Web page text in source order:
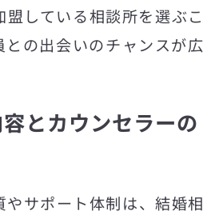
している相談所を選ぶこ
との出会いのチャンスが広
とカウンセラーの
やサポート体制は、結婚相